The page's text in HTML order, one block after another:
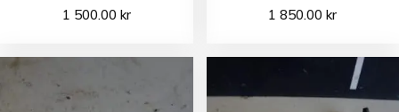
1 500.00 kr 1 850.00kr